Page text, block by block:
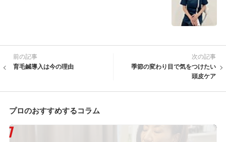
前の記事
育毛鍼導入は今の理由
次の記事
季節の変わり目で気をつけたい
頭皮ケア
プロのおすすめするコラム